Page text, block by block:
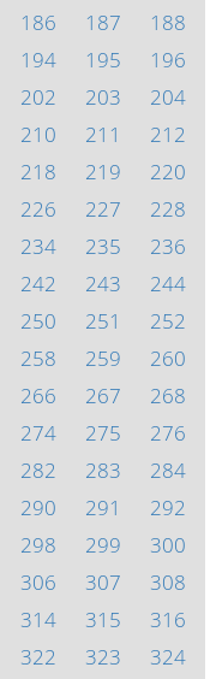
186 187
188
194 195
196
202 203
204
210 211
212
218 219
220
226 227
228
234 235
236
242 243
244
250 251
252
258 259
260
266 267
268
274 275
276
282 283
284
290 291
292
298 299
300
306 307
308
314 315
316
322 323
324